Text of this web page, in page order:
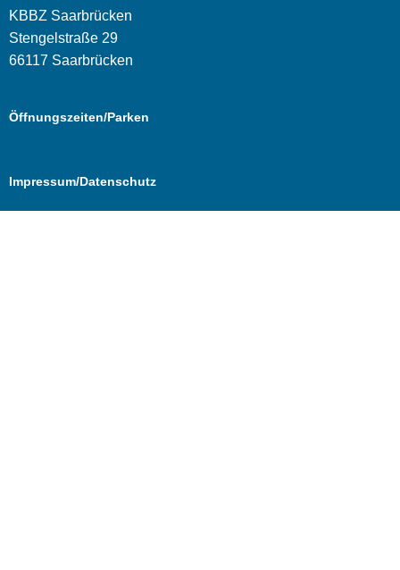
KBBZ Saarbrücken
Stengelstraße 29
66117 Saarbrücken
Öffnungszeiten/Parken
Impressum/Datenschutz